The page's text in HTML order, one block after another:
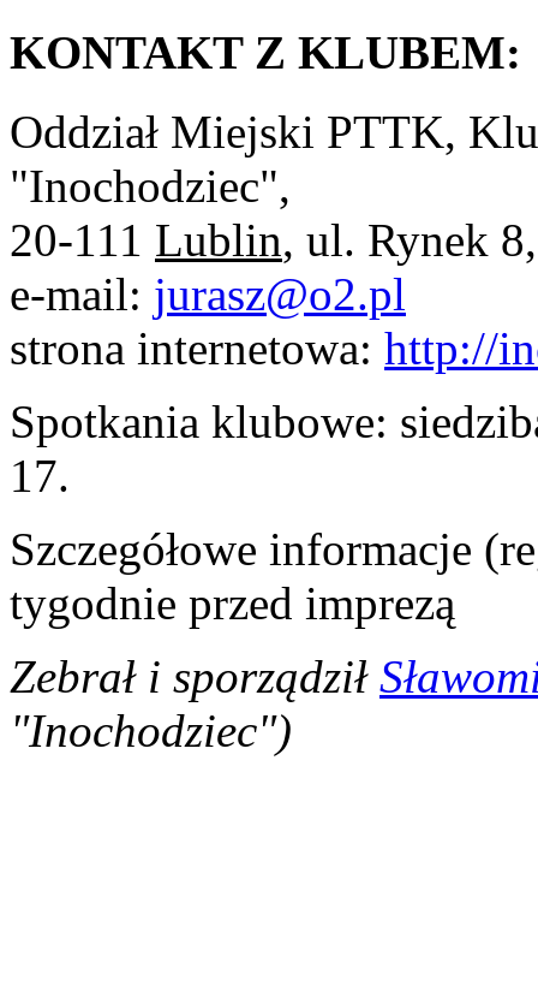
KONTAKT Z KLUBEM:
Oddział Miejski PTTK,
"Inochodziec",
20-111 Lublin, ul. Rynek 8,
e-mail: jurasz@o2.pl
strona internetowa: http://
Spotkania klubowe:
17.
Szczegółowe informacje
tygodnie przed imprezą
Zebrał i sporządził
"Inochodziec")